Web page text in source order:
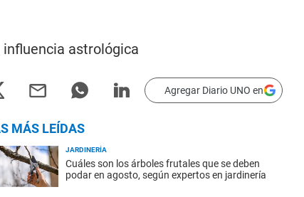
astrológica
Agregar Diario UNO en
MÁS LEÍDAS
JARDINERÍA
Cuáles son los árboles frutales que se deben
podar en agosto, según expertos en jardinería